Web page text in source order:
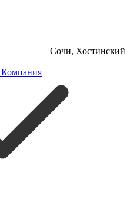
Сочи, Хостинский
Компания